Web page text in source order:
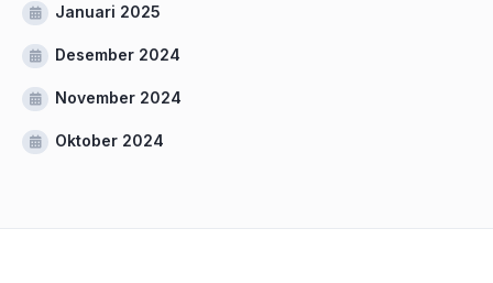
Januari 2025
Desember 2024
November 2024
Oktober 2024